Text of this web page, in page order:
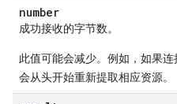
number
成功接收的字节数。
此值可能会减少。例如，如果
会从头开始重新提取相应资源。